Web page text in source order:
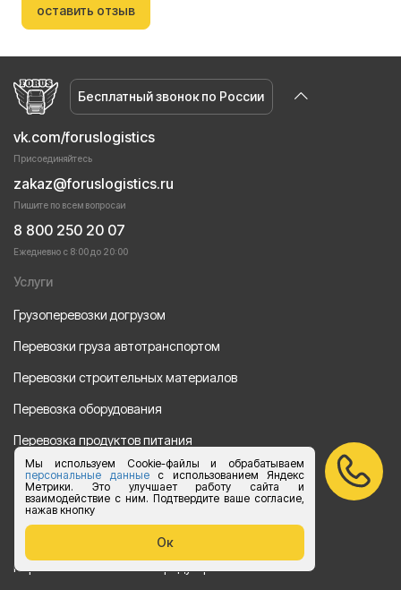
Мы используем Cookie-файлы и обрабатываем
персональные данныес использованием Яндекс
Метрики. Это улучшает работу сайта и
взаимодействие с ним. Подтвердите ваше согласие,
нажав кнопку
Ок
оставить отзыв
Бесплатный звонок по России
vk.com/foruslogistics
Присоединяйтесь
zakaz@foruslogistics.ru
Пишите по всем вопросаи
8 800 250 20 07
Ежедневно с 8:00 до 20:00
Услуги
Грузоперевозки догрузом
Перевозки груза автотранспортом
Перевозки строительных материалов
Перевозка оборудования
Перевозка продуктов питания
Переезд
Рефрежераторные перевозки
Перевозки автотехники
Перевозка алкогольной продукции